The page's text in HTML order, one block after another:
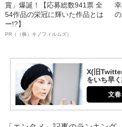
賞」爆誕！【応募総数941票 全
54作品の栄冠に輝いた作品とは
ー!?】
PR（（株）キノフィルムズ）
の
X(旧
をいち早
文